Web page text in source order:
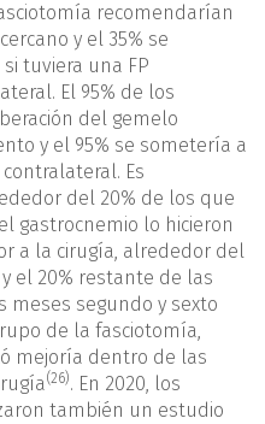
recomendarían
y el 35% se
tuviera una FP
El 95% de los
del gemelo
y el 95% se sometería a
Es
del 20% de los que
gastrocnemio lo hicieron
a la cirugía, alrededor del
el 20% restante de las
meses segundo y sexto
de la fasciotomía,
mejoría dentro de las
(26). En 2020, los
también un estudio